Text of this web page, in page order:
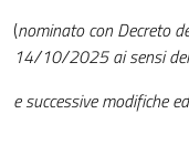
(nominato con Decreto
14/10/2025 ai sensi
e successive modifiche